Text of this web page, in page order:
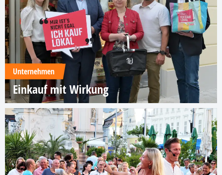
Unternehmen
Einkauf mit Wirkung